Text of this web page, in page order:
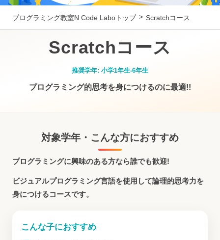
プログラミング教室N Code Laboトップ Scratchコース
Scratchコース
推奨学年: 小学1年生-6年生
プログラミング的思考を身につけるのに最適!!
対象学年・こんな方におすすめ
プログラミングに興味のある方なら誰でも歓迎!
ビジュアルプログラミング言語を使用して論理的思考力を
身につけるコースです。
こんな子におすすめ